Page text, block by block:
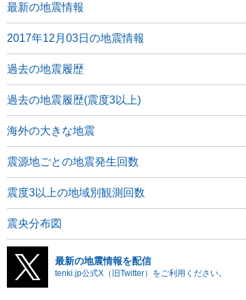
最新の地震情報
2017年12月03日の地震情報
過去の地震履歴
過去の地震履歴(震度3以上)
海外の大きな地震
震源地ごとの地震発生回数
震度3以上の地域別観測回数
震央分布図
最新の地震情報を配信
tenki.jp公式X（旧Twitter）をご利用ください。